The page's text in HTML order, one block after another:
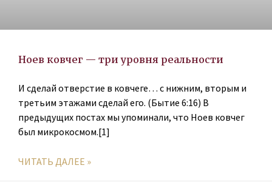
Ноев ковчег — три уровня реальности
И сделай отверстие в ковчеге… с нижним, вторым и
третьим этажами сделай его. (Бытие 6:16) В
предыдущих постах мы упоминали, что Ноев ковчег
был микрокосмом.[1]
ЧИТАТЬ ДАЛЕЕ »